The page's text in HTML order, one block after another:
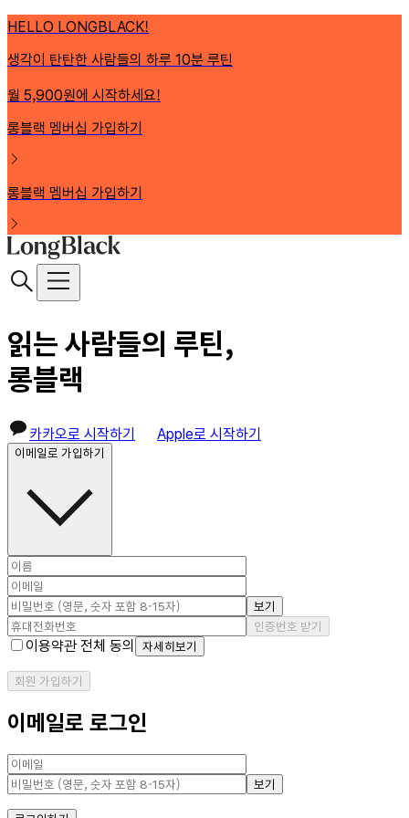
HELLO LONGBLACK!
생각이 탄탄한 사람들의 하루 10분 루틴
월 5,900원에 시작하세요!
롱블랙 멤버십 가입하기
롱블랙 멤버십 가입하기
읽는 사람들의 루틴,
롱블랙
카카오로 시작하기 Apple로 시작하기
이메일로 가입하기
보기
인증번호 받기
이용약관 전체 동의 자세히보기
회원 가입하기
이메일로 로그인
보기